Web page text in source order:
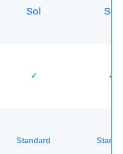
Sol Sol
✓ ✓
Standard